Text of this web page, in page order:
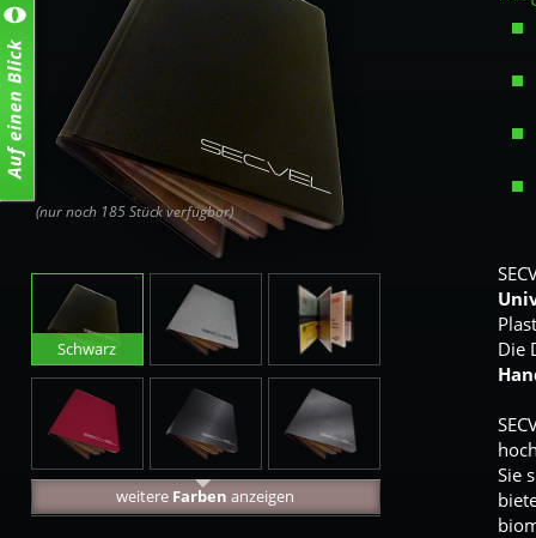
(nur noch 185 Stück verfügbar)
Schwarz
Silbergrau
Bordo Graphite Meteor
weitere Farben anzeigen
Die
Sie